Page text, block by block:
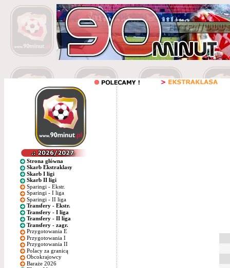
Strona główna
Skarb Ekstraklasy
Skarb I ligi
Skarb II ligi
Sparingi - Ekstr.
Sparingi - I liga
Sparingi - II liga
Transfery - Ekstr.
Transfery - I liga
Transfery - II liga
Transfery - zagr.
Przygotowania E
Przygotowania I
Przygotowania II
Polacy za granicą
Obcokrajowcy
Baraże 2026